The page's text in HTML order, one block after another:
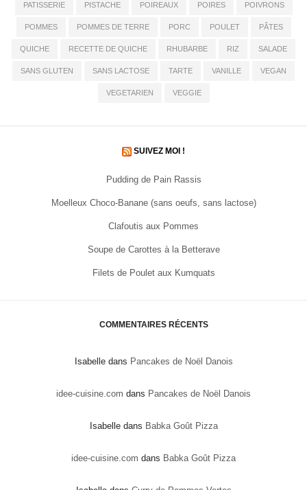
PATISSERIE PISTACHE POIREAUX POIRES POIVRONS
POMMES POMMES DE TERRE PORC POULET PÂTES
QUICHE RECETTE DE QUICHE RHUBARBE RIZ SALADE
SANS GLUTEN SANS LACTOSE TARTE VANILLE VEGAN
VEGETARIEN VEGGIE
SUIVEZ MOI !
Pudding de Pain Rassis
Moelleux Choco-Banane (sans oeufs, sans lactose)
Clafoutis aux Pommes
Soupe de Carottes à la Betterave
Filets de Poulet aux Kumquats
COMMENTAIRES RÉCENTS
Isabelledans Pancakes de Noël Danois
idee-cuisine.com dans Pancakes de Noël Danois
Isabelledans Babka Goût Pizza
idee-cuisine.com dans Babka Goût Pizza